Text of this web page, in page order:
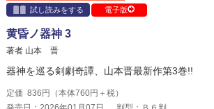
試し読みをする
電子版
黄昏ノ器神 3
著者 山本 晋
器神を巡る剣劇奇譚、山本晋最新作第3巻!!
定価 836 円（本体760円＋税）